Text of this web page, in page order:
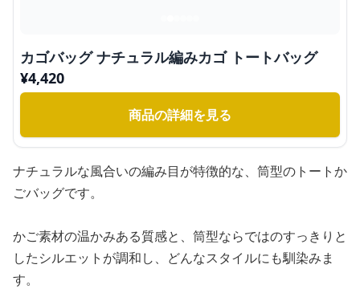
カゴバッグ ナチュラル編みカゴ トートバッグ
¥4,420
商品の詳細を見る
ナチュラルな風合いの編み目が特徴的な、筒型のトートか
ごバッグです。
かご素材の温かみある質感と、筒型ならではのすっきりと
したシルエットが調和し、どんなスタイルにも馴染みま
す。